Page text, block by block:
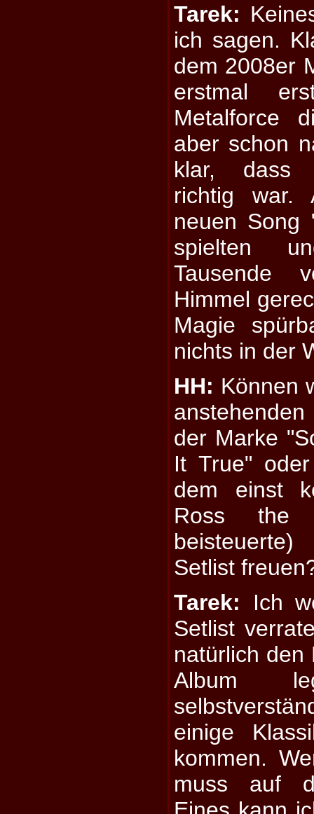
Tarek:
ich sagen.
dem 2008er
erstmal
Metalforce
aber schon
klar, dass
richtig war.
neuen Song
spielten
Tausende
Himmel
Magie
nichts in der
HH: Können
der Marke
It True"
dem einst
Ross the
Setlist
Tarek: Ich
Setlist
natürlich den
Album
einige
kommen.
muss auf